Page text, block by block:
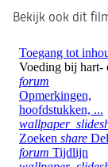
Bekijk ook dit